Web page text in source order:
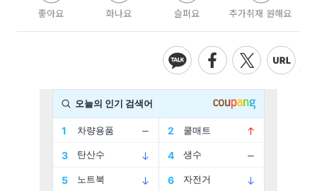
좋아요 화나요 슬퍼요 추가취재 원해요